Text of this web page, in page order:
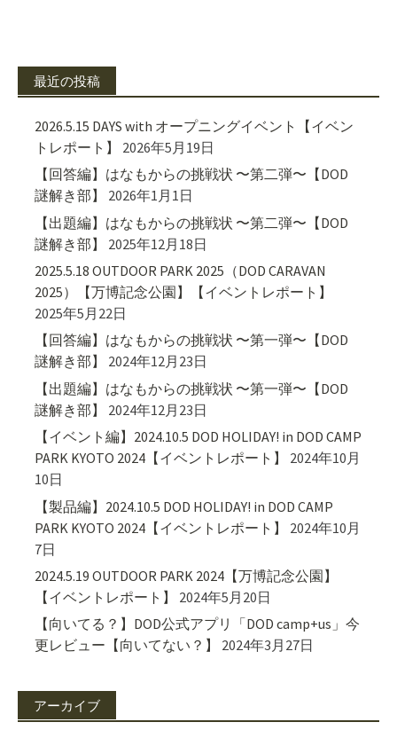
最近の投稿
2026.5.15 DAYS with オープニングイベント【イベン
トレポート】
2026年5月19日
【回答編】はなもからの挑戦状 〜第二弾〜【DOD
謎解き部】
2026年1月1日
【出題編】はなもからの挑戦状 〜第二弾〜【DOD
謎解き部】
2025年12月18日
2025.5.18 OUTDOOR PARK 2025（DOD CARAVAN
2025）【万博記念公園】【イベントレポート】
2025年5月22日
【回答編】はなもからの挑戦状 〜第一弾〜【DOD
謎解き部】
2024年12月23日
【出題編】はなもからの挑戦状 〜第一弾〜【DOD
謎解き部】
2024年12月23日
【イベント編】2024.10.5 DOD HOLIDAY! in DOD CAMP
PARK KYOTO 2024【イベントレポート】
2024年10月
10日
【製品編】2024.10.5 DOD HOLIDAY! in DOD CAMP
PARK KYOTO 2024【イベントレポート】
2024年10月
7日
2024.5.19 OUTDOOR PARK 2024【万博記念公園】
【イベントレポート】
2024年5月20日
【向いてる？】DOD公式アプリ「DOD camp+us」今
更レビュー【向いてない？】
2024年3月27日
アーカイブ